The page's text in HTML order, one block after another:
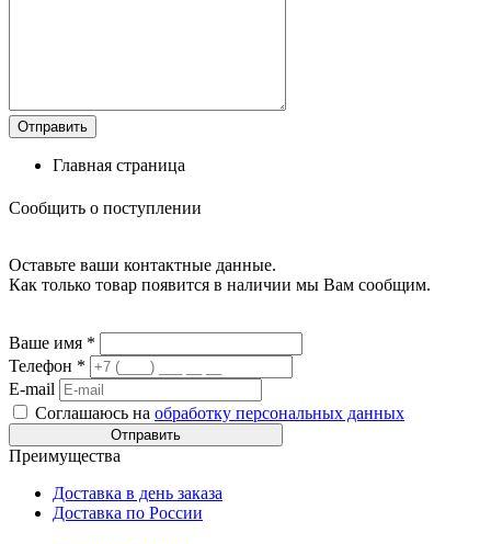
Главная страница
Сообщить о поступлении
Оставьте ваши контактные данные.
Как только товар появится в наличии мы Вам сообщим.
Ваше имя *
Телефон *
E-mail
Соглашаюсь на обработку персональных данных
Преимущества
Доставка в день заказа
Доставка по России